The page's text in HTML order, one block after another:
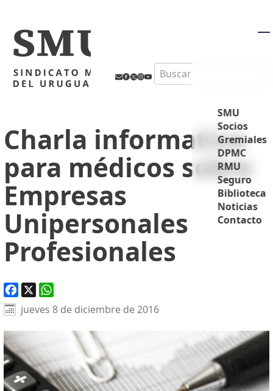
Search
SMU
Socios
Gremiales
DPMC
RMU
Seguro
Biblioteca
Noticias
Contacto
Charla informativa
para médicos sobre
Empresas
Unipersonales
Profesionales
Facebook
X WhatsApp
jueves 8 de diciembre de 2016